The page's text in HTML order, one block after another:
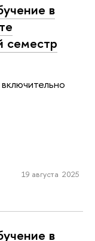
в
семестр
19 августа 2025
в